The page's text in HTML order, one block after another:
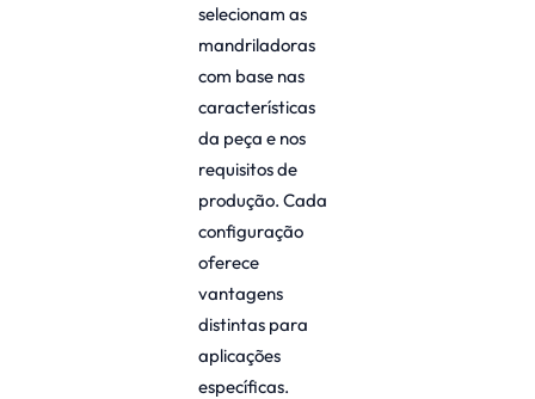
selecionam as
mandriladoras
com base nas
características
da peça e nos
requisitos de
produção. Cada
configuração
oferece
vantagens
distintas para
aplicações
específicas.